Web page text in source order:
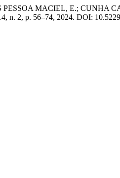
MACIEL, E.; CUNHA
n. 2, p. 56–74, 2024. DOI: